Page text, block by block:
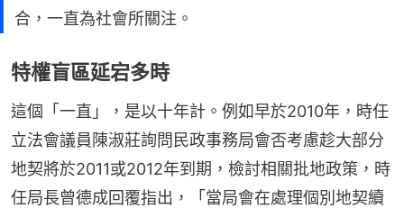
合，一直為社會所關注。
特權盲區延宕多時
這個「一直」，是以十年計。例如早於2010年，時任
立法會議員陳淑莊詢問民政事務局會否考慮趁大部分
地契將於2011或2012年到期，檢討相關批地政策，時
任局長曾德成回覆指出，「當局會在處理個別地契續